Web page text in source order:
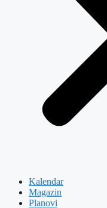
Kalendar
Magazin
Planovi